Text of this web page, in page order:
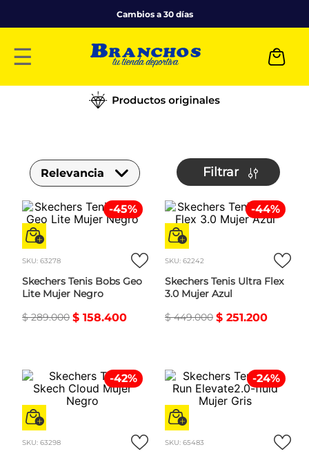
Cambios a 30 días
☰
Relevancia Filtrar
-45%
SKU: 63278
Skechers Tenis Bobs Geo
Lite Mujer Negro
$ 289.000 $ 158.400
-44%
SKU: 62242
Skechers Tenis Ultra Flex
3.0 Mujer Azul
$ 449.000 $ 251.200
-42%
SKU: 63298
-24%
SKU: 65483